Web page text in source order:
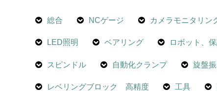
総合 NCゲージ カメラモニタリン
LED照明 ベアリング ロボット、
スピンドル 自動化クランプ 旋盤
レベリングブロック 高精度 工具